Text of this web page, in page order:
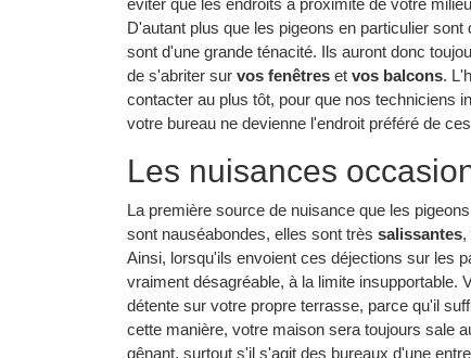
D'autant plus que les pigeons en particulier
sont d'une grande ténacité. Ils auront donc
de s'abriter sur vos fenêtres et vos balcons.
contacter au plus tôt, pour que nos techniciens
votre bureau ne devienne l'endroit préféré de
Les nuisances
La première source de nuisance que les
sont nauséabondes, elles sont très salissantes,
Ainsi, lorsqu'ils envoient ces déjections sur les
vraiment désagréable, à la limite insupportable.
détente sur votre propre terrasse, parce qu'il
cette manière, votre maison sera toujours sale
gênant, surtout s'il s'agit des bureaux d'une